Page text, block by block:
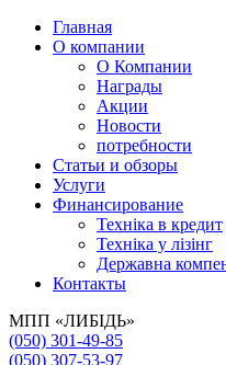
Главная
О компании
О Компании
Награды
Акции
Новости
потребности
Статьи и обзоры
Услуги
Финансирование
Техніка в кредит
Техніка у лізінг
Державна
Контакты
МПП «ЛИБІДЬ»
(050) 301-49-85
(050) 307-53-97